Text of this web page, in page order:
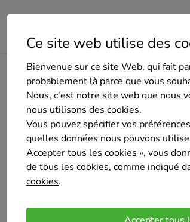
Ce site web utilise des
Bienvenue sur ce site Web, qui fait
probablement là parce que vous
Nous, c'est notre site web que nous
nous utilisons des cookies.
Vous pouvez spécifier vos
quelles données nous pouvons
Accepter tous les cookies », vous
de tous les cookies, comme indiqué
cookies.
Home Isolation des murs creux
MJB Construct
Pas encore d'évaluation
MJB Construct, une